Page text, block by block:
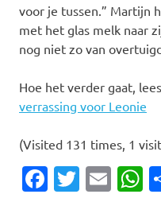
voor je tussen.” Martijn
met het glas melk naar
nog niet zo van
Hoe het verder gaat,
verrassing voor Leonie
(Visited 131 times, 1
Facebook
Twitter